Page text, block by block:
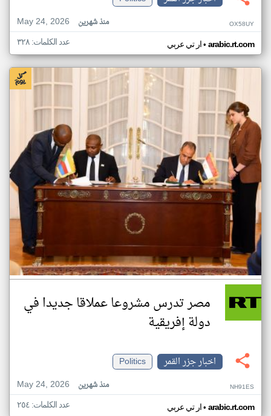
May 24, 2026
منذ شهرين OX58UY
ار تي عربي• arabic.rt.com عدد الكلمات: ٣٢٨
مصر تدرس مشروعا عملاقا جديدا في
دولة إفريقية
اخبار جزر القمر
Politics
May 24, 2026
منذ شهرين NH91ES
ار تي عربي• arabic.rt.com عدد الكلمات: ٢٥٤